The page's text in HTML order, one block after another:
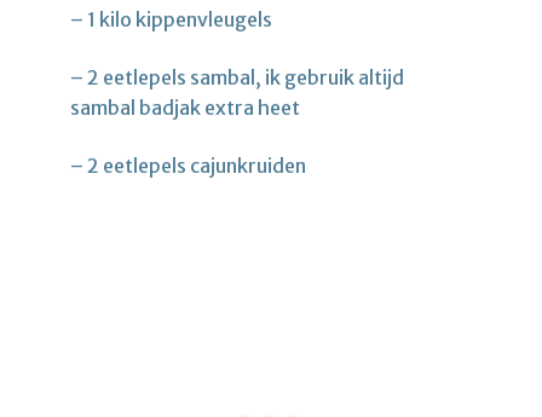
– 1 kilo kippenvleugels
– 2 eetlepels sambal, ik gebruik altijd
sambal badjak extra heet
– 2 eetlepels cajunkruiden